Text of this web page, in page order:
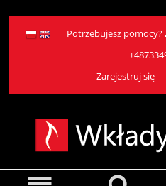
Potrzebujesz
Zarejestruj się